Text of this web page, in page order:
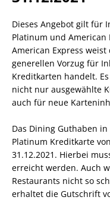
Dieses Angebot gilt für
Platinum und American
American Express
generellen Vorzug für
Kreditkarten handelt.
nicht nur ausgewählte
auch für neue
Das Dining Guthaben
Platinum Kreditkarte
31.12.2021. Hierbei
erreicht werden. Auch
Restaurants nicht so
erhaltet die Gutschrift